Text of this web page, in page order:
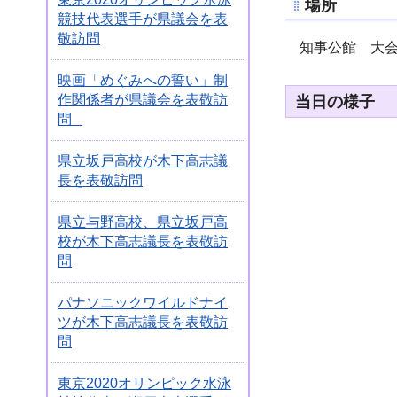
競技代表選手が県議会を表
敬訪問
映画「めぐみへの誓い」制
作関係者が県議会を表敬訪
問
県立坂戸高校が木下高志議
長を表敬訪問
県立与野高校、県立坂戸高
校が木下高志議長を表敬訪
問
パナソニックワイルドナイ
ツが木下高志議長を表敬訪
問
東京2020オリンピック水泳
場所
知事公館 大
当日の様子